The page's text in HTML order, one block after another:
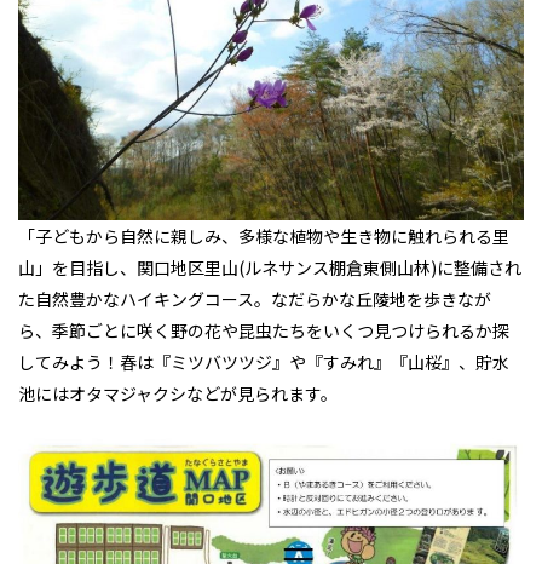
「子どもから自然に親しみ、多様な植物や生き物に触れられる里
山」を目指し、関口地区里山(ルネサンス棚倉東側山林)に整備され
た自然豊かなハイキングコース。なだらかな丘陵地を歩きなが
ら、季節ごとに咲く野の花や昆虫たちをいくつ見つけられるか探
してみよう！春は『ミツバツツジ』や『すみれ』『山桜』、貯水
池にはオタマジャクシなどが見られます。